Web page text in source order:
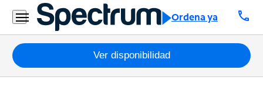
Ordena ya call
Residencial
Business
Paquetes
Internet
Ver disponibilidad